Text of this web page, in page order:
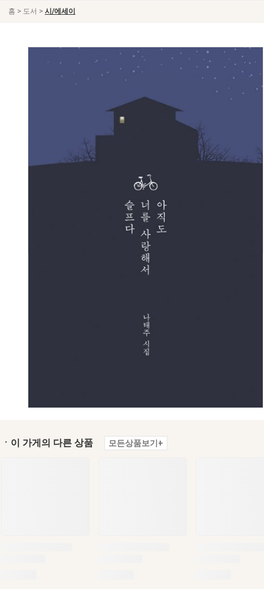
홈 > 도서 > 시/에세이
ㆍ이 가게의 다른 상품 모든상품보기+